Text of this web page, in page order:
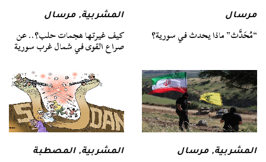
مرسال
“مُحَدَّث” ماذا يحدث في سورية؟
المشربية,مرسال
كيف غيرتها هجمات حلب؟.. عن
صراع القوى في شمال غرب سورية
المشربية,مرسال المشربية,المصطبة